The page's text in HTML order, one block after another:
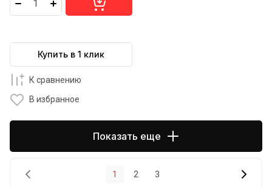
Купить в 1 клик
К сравнению
В избранное
Показать еще
1 2 3